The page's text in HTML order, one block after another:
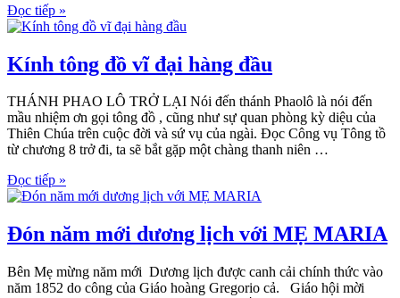
Đọc tiếp »
Kính tông đồ vĩ đại hàng đầu
THÁNH PHAO LÔ TRỞ LẠI Nói đến thánh Phaolô là nói đến
mầu nhiệm ơn gọi tông đồ , cũng như sự quan phòng kỳ diệu của
Thiên Chúa trên cuộc đời và sứ vụ của ngài. Đọc Công vụ Tông tồ
từ chương 8 trở đi, ta sẽ bắt gặp một chàng thanh niên …
Đọc tiếp »
Đón năm mới dương lịch với MẸ MARIA
Bên Mẹ mừng năm mới Dương lịch được canh cải chính thức vào
năm 1852 do công của Giáo hoàng Gregorio cả. Giáo hội mời